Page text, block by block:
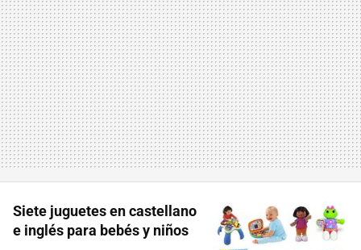
Siete juguetes en castellano
e inglés para bebés y niños